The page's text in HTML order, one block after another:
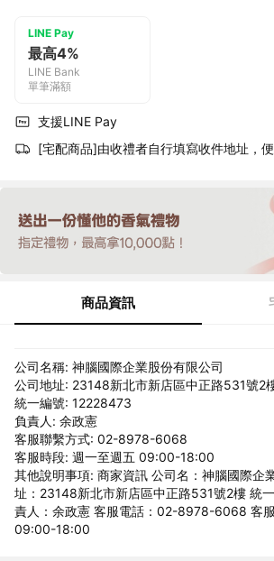
LINE Pay
最高4%
LINE Bank
單筆滿額
支援LINE Pay
[宅配商品]由收禮者自行填寫收件地址，便
商品資訊
公司名稱: 神腦國際企業股份有限公司
公司地址: 23148新北市新店區中正路531號2
統一編號: 12228473
負責人: 余政憲
客服聯繫方式: 02-8978-6068
客服時段: 週一至週五 09:00-18:00
其他說明事項: 商家資訊 公司名：神腦國際企
址：23148新北市新店區中正路531號2樓 統
責人：余政憲 客服電話：02-8978-6068 客
09:00-18:00